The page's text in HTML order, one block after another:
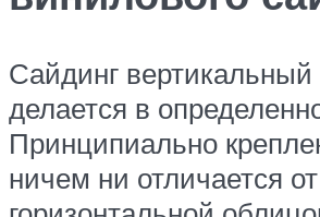
Сайдинг
делается в
Принципиально
ничем ни отличается от